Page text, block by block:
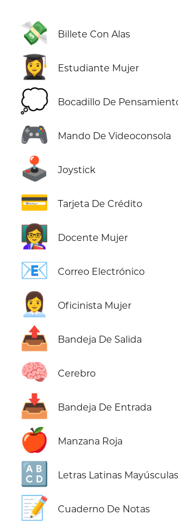
💸 Billete Con Alas
👩‍🎓 Estudiante Mujer
💭 Bocadillo De
🎮 Mando De Videoconsola
🕹️ Joystick
💳 Tarjeta De Crédito
👩‍🏫 Docente Mujer
📧 Correo Electrónico
👩‍💼 Oficinista Mujer
📤 Bandeja De Salida
🧠 Cerebro
📥 Bandeja De Entrada
🍎 Manzana Roja
🔠 Letras Latinas Mayúsculas
📝 Cuaderno De Notas